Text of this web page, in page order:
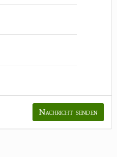
Nachricht senden